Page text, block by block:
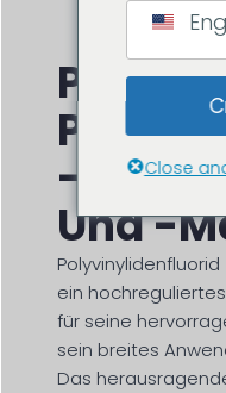
PVDF:
-
Und -
ein
für seine
sein breites
Das
Close